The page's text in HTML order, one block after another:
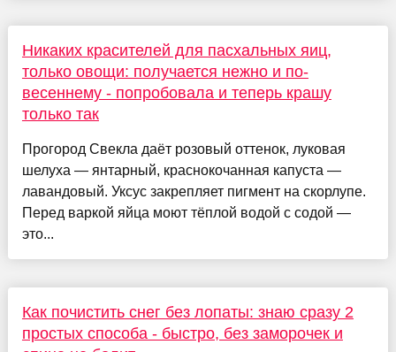
Никаких красителей для пасхальных яиц,
только овощи: получается нежно и по-
весеннему - попробовала и теперь крашу
только так
Прогород Свекла даёт розовый оттенок, луковая
шелуха — янтарный, краснокочанная капуста —
лавандовый. Уксус закрепляет пигмент на скорлупе.
Перед варкой яйца моют тёплой водой с содой —
это...
Как почистить снег без лопаты: знаю сразу 2
простых способа - быстро, без заморочек и